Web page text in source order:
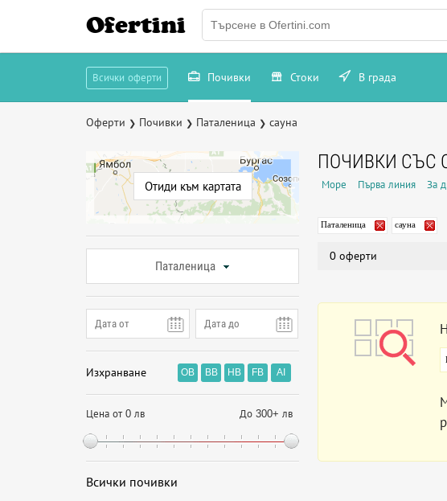
Ofertini
Всички оферти Почивки Стоки В града
Оферти ❯ Почивки ❯ Паталеница ❯ сауна
Отиди към картата
Паталеница
Изхранване OB BB HB FB AI
Цена от 0 лв До 300+ лв
Всички почивки
ПОЧИВКИ СЪС
Море Първа линия За
Паталеница сауна
0 оферти